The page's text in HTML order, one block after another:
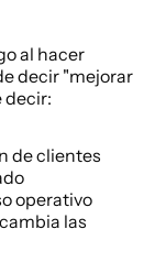
al hacer
decir "mejorar
decir:
de clientes
operativo
las